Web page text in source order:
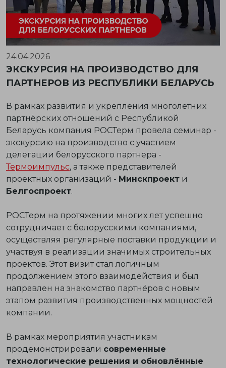
24.04.2026
ЭКСКУРСИЯ НА ПРОИЗВОДСТВО ДЛЯ
ПАРТНЕРОВ ИЗ РЕСПУБЛИКИ БЕЛАРУСЬ
В рамках развития и укрепления многолетних
партнёрских отношений с Республикой
Беларусь компания РОСТерм провела семинар -
экскурсию на производство с участием
делегации белорусского партнера -
Термоимпульс, а также представителей
проектных организаций - Минскпроект и
Белгоспроект.
РОСТерм на протяжении многих лет успешно
сотрудничает с белорусскими компаниями,
осуществляя регулярные поставки продукции и
участвуя в реализации значимых строительных
проектов. Этот визит стал логичным
продолжением этого взаимодействия и был
направлен на знакомство партнёров с новым
этапом развития производственных мощностей
компании.
В рамках мероприятия участникам
продемонстрировали современные
технологические решения и обновлённые